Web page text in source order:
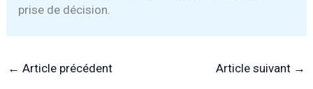
prise de décision.
← Article précédent Article suivant →